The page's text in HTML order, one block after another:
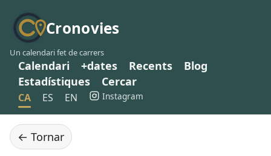
Cronovies
Un calendari fet de carrers
Calendari +dates Recents
Blog
Estadístiques
Cercar
CA ES EN Instagram
← Tornar